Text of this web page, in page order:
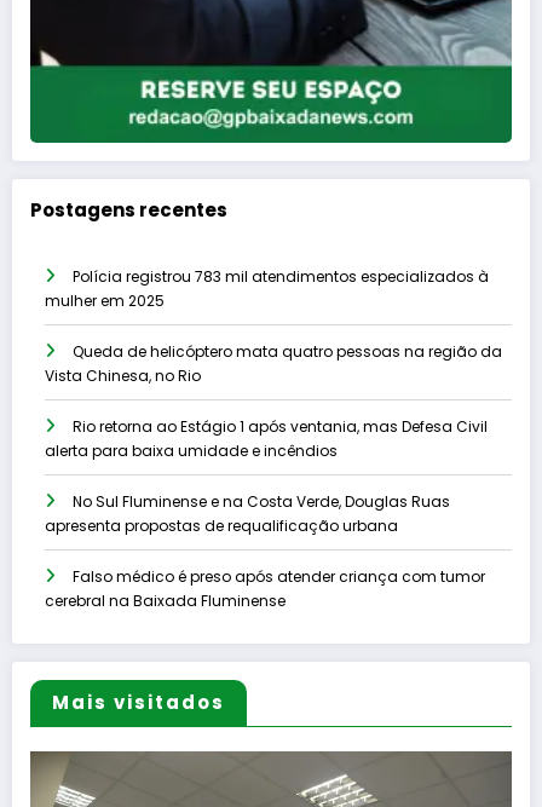
Postagens recentes
Polícia registrou 783 mil atendimentos especializados à
mulher em 2025
Queda de helicóptero mata quatro pessoas na região da
Vista Chinesa, no Rio
Rio retorna ao Estágio 1 após ventania, mas Defesa Civil
alerta para baixa umidade e incêndios
No Sul Fluminense e na Costa Verde, Douglas Ruas
apresenta propostas de requalificação urbana
Falso médico é preso após atender criança com tumor
cerebral na Baixada Fluminense
Mais visitados